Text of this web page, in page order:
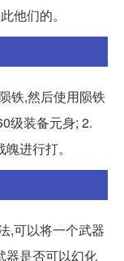
他们的。
铁,然后使用陨铁
级装备元身; 2.
进行打。
,可以将一个武器
器是否可以幻化